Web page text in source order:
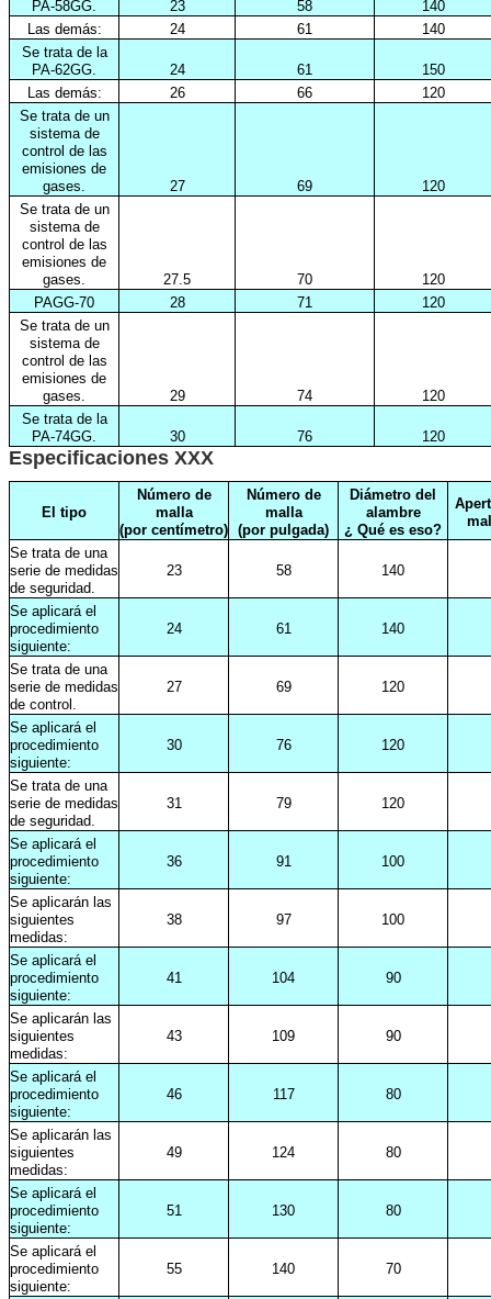
PA-58GG.
23 58
140
Las demás:
24 61
140
Se trata de la
PA-62GG.
24 61
150
Las demás:
26 66
120
Se trata de un
sistema de
control de las
emisiones de
gases.
27 69
120
Se trata de un
sistema de
control de las
emisiones de
gases.
27.5 70
120
PAGG-70
28 71
120
Se trata de un
sistema de
control de las
emisiones de
gases.
29 74
120
Se trata de la
PA-74GG.
30 76 120
Especificaciones XXX
El tipo
Número de
malla
(por centímetro)
Número de
malla
(por pulgada)
Diámetro del
alambre
¿ Qué es eso?
Se trata de una
serie de medidas
de seguridad.
23 58 140
Se aplicará el
procedimiento
siguiente:
24 61 140
Se trata de una
serie de medidas
de control.
27 69 120
Se aplicará el
procedimiento
siguiente:
30 76 120
Se trata de una
serie de medidas
de seguridad.
31 79 120
Se aplicará el
procedimiento
siguiente:
36 91 100
Se aplicarán las
siguientes
medidas:
38 97 100
Se aplicará el
procedimiento
siguiente:
41 104 90
Se aplicarán las
siguientes
medidas:
43 109 90
Se aplicará el
procedimiento
siguiente:
46 117 80
Se aplicarán las
siguientes
medidas:
49 124 80
Se aplicará el
procedimiento
siguiente:
51 130 80
Se aplicará el
procedimiento
siguiente:
55 140 70